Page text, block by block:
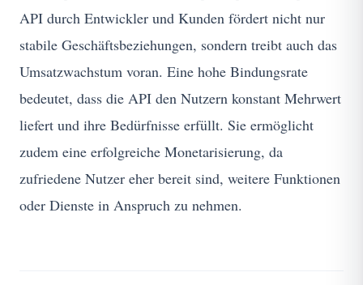
API durch Entwickler und Kunden fördert nicht nur
stabile Geschäftsbeziehungen, sondern treibt auch das
Umsatzwachstum voran. Eine hohe Bindungsrate
bedeutet, dass die API den Nutzern konstant Mehrwert
liefert und ihre Bedürfnisse erfüllt. Sie ermöglicht
zudem eine erfolgreiche Monetarisierung, da
zufriedene Nutzer eher bereit sind, weitere Funktionen
oder Dienste in Anspruch zu nehmen.